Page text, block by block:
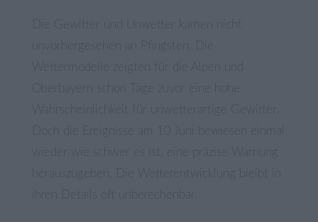
Die Gewitter und Unwetter kamen nicht
unvorhergesehen an Pfingsten. Die
Wettermodelle zeigten für die Alpen und
Oberbayern schon Tage zuvor eine hohe
Wahrscheinlichkeit für unwetterartige Gewitter.
Doch die Ereignisse am 10 Juni bewiesen einmal
wieder wie schwer es ist, eine präzise Warnung
herauszugeben. Die Wetterentwicklung bleibt in